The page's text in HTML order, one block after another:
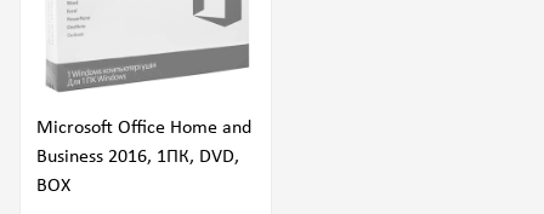
Microsoft Office Home and
Business 2016, 1ПК, DVD,
BOX